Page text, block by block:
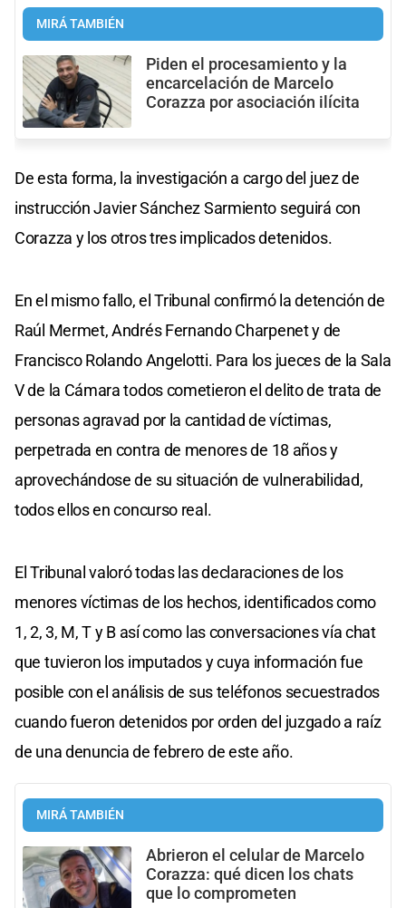
MIRÁ TAMBIÉN
Piden el procesamiento y la
encarcelación de Marcelo
Corazza por asociación ilícita
De esta forma, la investigación a cargo del juez de
instrucción Javier Sánchez Sarmiento seguirá con
Corazza y los otros tres implicados detenidos.
En el mismo fallo, el Tribunal confirmó la detención de
Raúl Mermet, Andrés Fernando Charpenet y de
Francisco Rolando Angelotti. Para los jueces de la Sala
V de la Cámara todos cometieron el delito de trata de
personas agravad por la cantidad de víctimas,
perpetrada en contra de menores de 18 años y
aprovechándose de su situación de vulnerabilidad,
todos ellos en concurso real.
El Tribunal valoró todas las declaraciones de los
menores víctimas de los hechos, identificados como
1, 2, 3, M, T y B así como las conversaciones vía chat
que tuvieron los imputados y cuya información fue
posible con el análisis de sus teléfonos secuestrados
cuando fueron detenidos por orden del juzgado a raíz
de una denuncia de febrero de este año.
MIRÁ TAMBIÉN
Abrieron el celular de Marcelo
Corazza: qué dicen los chats
que lo comprometen